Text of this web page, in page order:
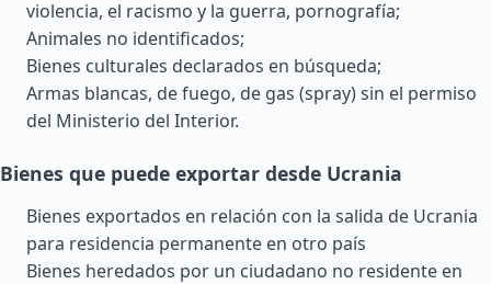
violencia, el racismo y la guerra, pornografía;
Animales no identificados;
Bienes culturales declarados en búsqueda;
Armas blancas, de fuego, de gas (spray) sin el permiso
del Ministerio del Interior.
Bienes que puede exportar desde Ucrania
Bienes exportados en relación con la salida de Ucrania
para residencia permanente en otro país
Bienes heredados por un ciudadano no residente en